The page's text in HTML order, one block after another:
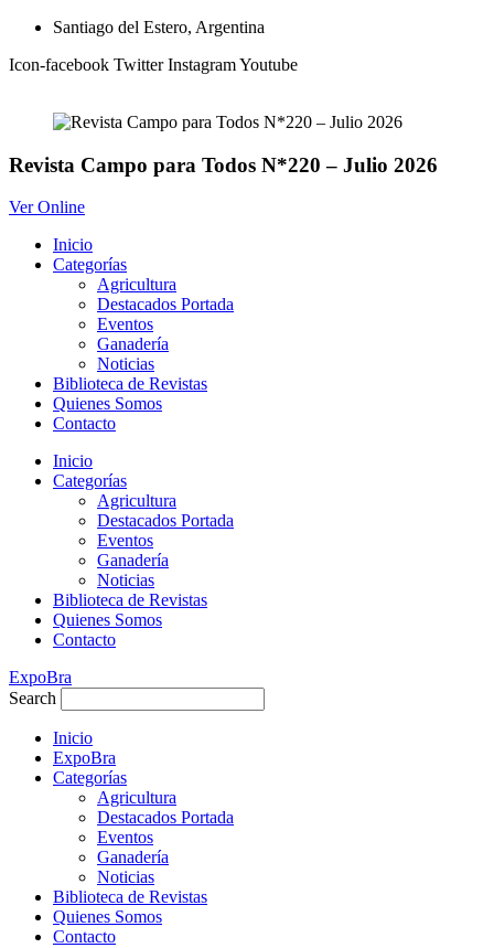
contenido
Santiago del Estero, Argentina
Icon-facebook Twitter InstagramYoutube
Revista Campo para Todos N*220 – Julio 2026
Ver Online
Inicio
Categorías
Agricultura
Destacados Portada
Eventos
Ganadería
Noticias
Biblioteca de Revistas
Quienes Somos
Contacto
Inicio
Categorías
Agricultura
Destacados Portada
Eventos
Ganadería
Noticias
Biblioteca de Revistas
Quienes Somos
Contacto
ExpoBra
Search
Inicio
ExpoBra
Categorías
Agricultura
Destacados Portada
Eventos
Ganadería
Noticias
Biblioteca de Revistas
Quienes Somos
Contacto